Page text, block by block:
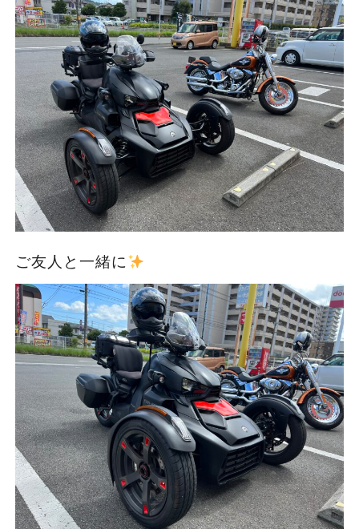
ご友人と一緒に